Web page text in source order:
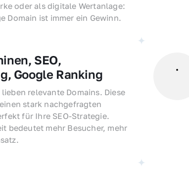
oder als digitale Wertanlage:
Domain ist immer ein Gewinn.
SEO,
Google Ranking
relevante Domains. Diese
stark nachgefragten
für Ihre SEO-Strategie.
bedeutet mehr Besucher, mehr